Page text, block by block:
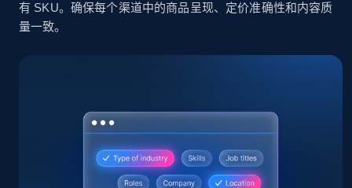
Amazon products global dataset
price, Currency, Availability, Reviews count, and
2.1K+ 立即开始
有 SKU。确保每个渠道中的商品呈现、定价准确性和内容质
量一致。